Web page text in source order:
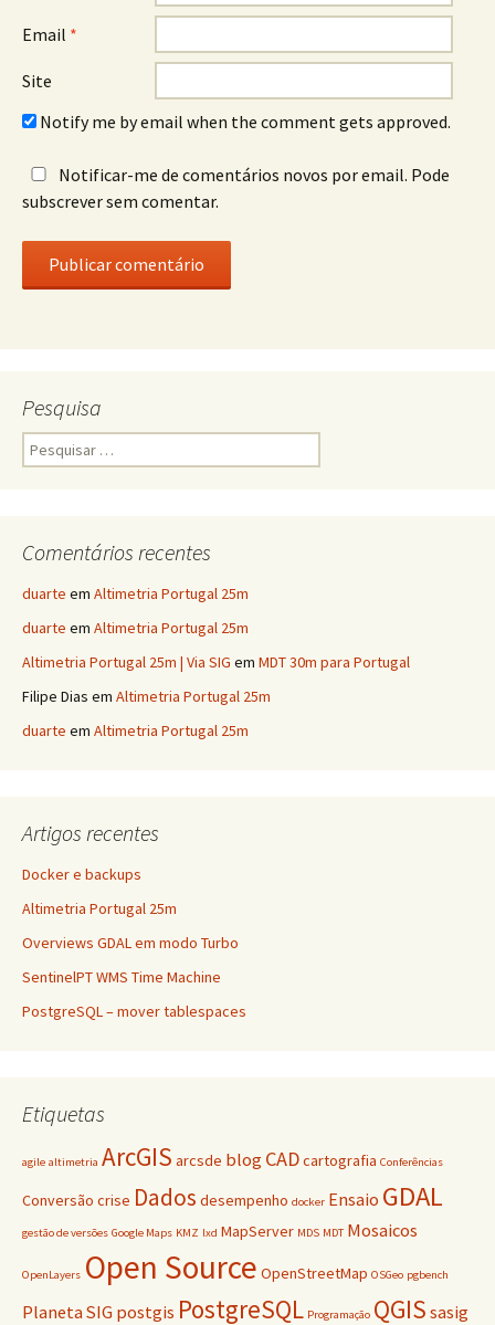
Email *
Site
Notify me by email when the comment gets approved.
Notificar-me de comentários novos por email. Pode
subscrever sem comentar.
Pesquisa
Pesquisar
por:
Comentários recentes
duarte em Altimetria Portugal 25m
duarte em Altimetria Portugal 25m
Altimetria Portugal 25m | Via SIG em MDT 30m para Portugal
Filipe Dias em Altimetria Portugal 25m
duarte em Altimetria Portugal 25m
Artigos recentes
Docker e backups
Altimetria Portugal 25m
Overviews GDAL em modo Turbo
SentinelPT WMS Time Machine
PostgreSQL – mover tablespaces
Etiquetas
agile altimetria ArcGIS arcsde blog CADcartografia Conferências
Conversão crise Dados desempenho docker Ensaio GDAL
gestão de versões Google Maps KMZ lxd MapServer MDS MDT Mosaicos
OpenLayers Open Source OpenStreetMap OSGeo pgbench
Planeta SIG postgis PostgreSQL Programação QGIS sasig